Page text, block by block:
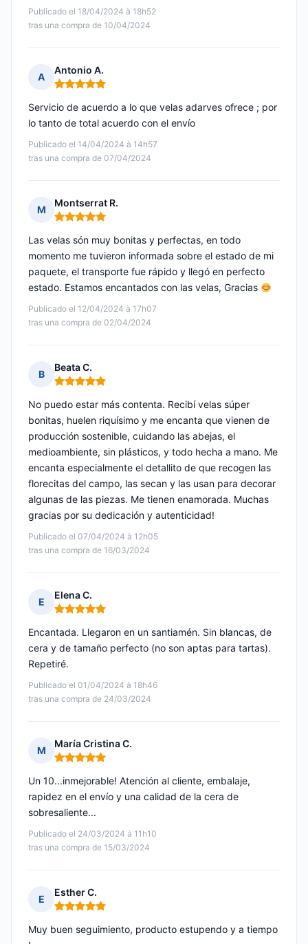
Publicado el 18/04/2024 à 18h52
tras una compra de 10/04/2024
A
Antonio A.
Nota: 5 de 5
Publicado el 14/04/2024 à 14h57
tras una compra de 07/04/2024
Servicio de acuerdo a lo que velas adarves ofrece ; por
lo tanto de total acuerdo con el envío
M
Montserrat R.
Nota: 5 de 5
Publicado el 12/04/2024 à 17h07
tras una compra de 02/04/2024
Las velas són muy bonitas y perfectas, en todo
momento me tuvieron informada sobre el estado de mi
paquete, el transporte fue rápido y llegó en perfecto
estado. Estamos encantados con las velas, Gracias
B
Beata C.
Nota: 5 de 5
Publicado el 07/04/2024 à 12h05
tras una compra de 16/03/2024
No puedo estar más contenta. Recibí velas súper
bonitas, huelen riquísimo y me encanta que vienen de
producción sostenible, cuidando las abejas, el
medioambiente, sin plásticos, y todo hecha a mano. Me
encanta especialmente el detallito de que recogen las
florecitas del campo, las secan y las usan para decorar
algunas de las piezas. Me tienen enamorada. Muchas
gracias por su dedicación y autenticidad!
E
Elena C.
Nota: 5 de 5
Publicado el 01/04/2024 à 18h46
tras una compra de 24/03/2024
Encantada. Llegaron en un santiamén. Sin blancas, de
cera y de tamaño perfecto (no son aptas para tartas).
Repetiré.
M
María Cristina C.
Nota: 5 de 5
Publicado el 24/03/2024 à 11h10
tras una compra de 15/03/2024
Un 10...inmejorable! Atención al cliente, embalaje,
rapidez en el envío y una calidad de la cera de
sobresaliente...
E
Esther C.
Nota: 5 de 5
Muy buen seguimiento, producto estupendo y a tiempo